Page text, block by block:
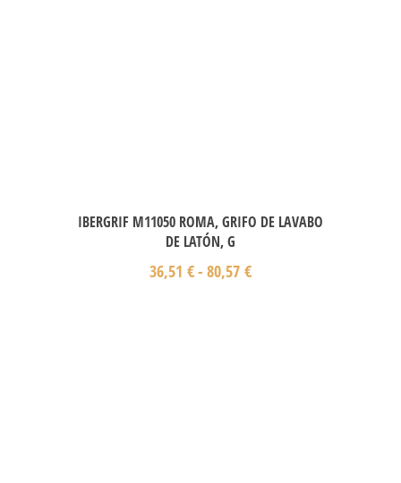
IBERGRIF M11050 ROMA, GRIFO DE LAVABO
DE LATÓN, G
36,51 €- 80,57 €